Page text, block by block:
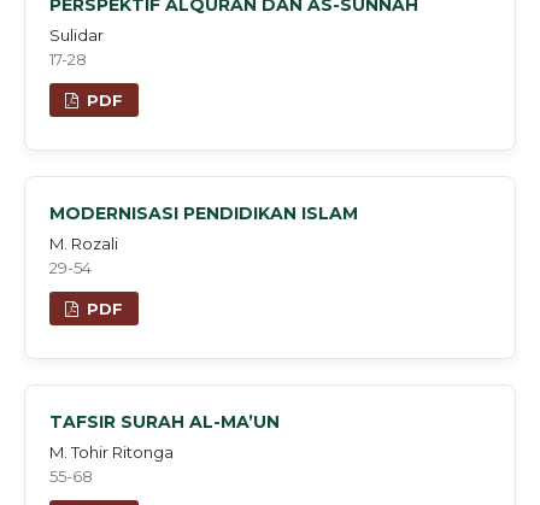
PERSPEKTIF ALQURAN DAN AS-SUNNAH
Sulidar
17-28
PDF
MODERNISASI PENDIDIKAN ISLAM
M. Rozali
29-54
PDF
TAFSIR SURAH AL-MA’UN
M. Tohir Ritonga
55-68